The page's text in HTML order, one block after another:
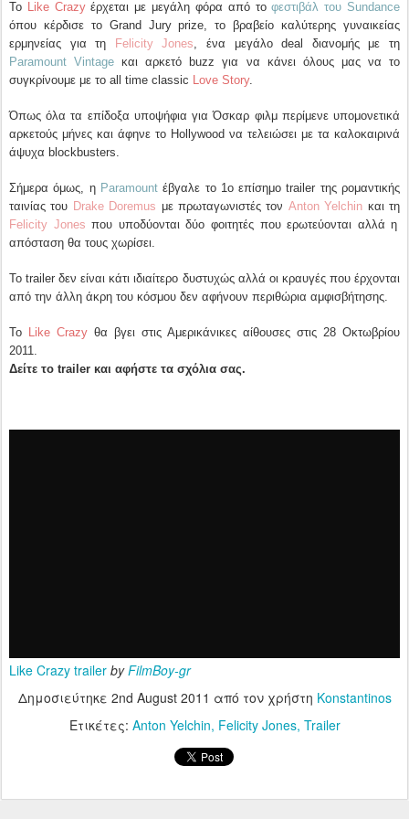
Το Like Crazyέρχεται με μεγάλη φόρα από τοφεστιβάλ του Sundance
όπου κέρδισε το Grand Jury prize, το βραβείο καλύτερης γυναικείας
ερμηνείας για τη
Felicity Jones, ένα μεγάλο deal διανομής με τη
Paramount Vintage και αρκετό buzz για να κάνει όλους μας να το
συγκρίνουμε με το all time classic Love Story.
Όπως όλα τα επίδοξα υποψήφια για Όσκαρ φιλμ περίμενε υπομονετικά
αρκετούς μήνες και άφηνε το Hollywood να τελειώσει με τα καλοκαιρινά
άψυχα blockbusters.
Σήμερα όμως, η Paramountέβγαλε το 1ο επίσημο trailer της ρομαντικής
ταινίας του Drake Doremus με πρωταγωνιστές τον Anton Yelchin και τη
Felicity Jones που υποδύονται δύο φοιτητές που ερωτεύονται αλλά η
απόσταση θα τους χωρίσει.
Το trailer δεν είναι κάτι ιδιαίτερο δυστυχώς αλλά οι κραυγές που έρχονται
από την άλλη άκρη του κόσμου δεν αφήνουν περιθώρια αμφισβήτησης.
Το Like Crazy θα βγει στις Αμερικάνικες αίθουσες στις 28 Οκτωβρίου
2011.
Δείτε το trailer και αφήστε τα σχόλια σας.
Like Crazy trailer byFilmBoy-gr
Δημοσιεύτηκε 2nd August 2011 από τον χρήστη Konstantinos
Ετικέτες: Anton Yelchin Felicity Jones Trailer